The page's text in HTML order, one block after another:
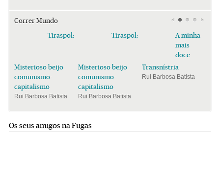
Correr Mundo
Tiraspol:
Misterioso beijo
comunismo-
capitalismo
Rui Barbosa Batista
Tiraspol:
Misterioso beijo
comunismo-
capitalismo
Rui Barbosa Batista
A minha
mais
doce
Transnístria
Rui Barbosa Batista
Os seus amigos na Fugas